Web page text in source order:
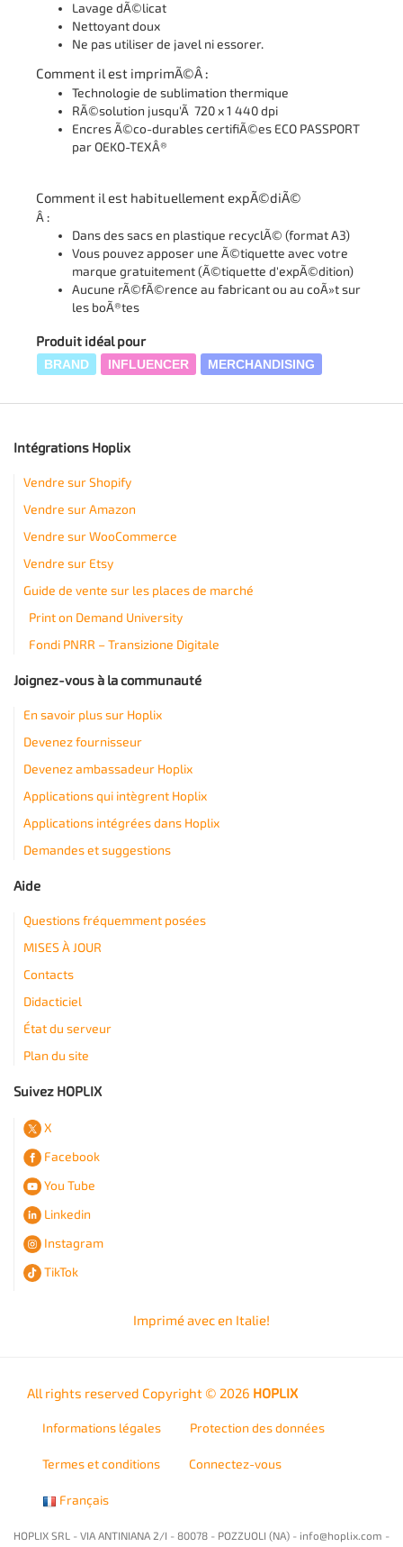
Lavage dÃ©licat
Nettoyant doux
Ne pas utiliser de javel ni essorer.
Comment il est imprimÃ©Â :
Technologie de sublimation thermique
RÃ©solution jusqu'Ã 720 x 1 440 dpi
Encres Ã©co-durables certifiÃ©es ECO PASSPORT
par OEKO-TEXÂ®
Comment il est habituellement expÃ©diÃ©
Â :
Dans des sacs en plastique recyclÃ© (format A3)
Vous pouvez apposer une Ã©tiquette avec votre
marque gratuitement (Ã©tiquette d'expÃ©dition)
Aucune rÃ©fÃ©rence au fabricant ou au coÃ»t sur
les boÃ®tes
Produit idéal pour
BRAND INFLUENCER MERCHANDISING
Intégrations Hoplix
Vendre sur Shopify
Vendre sur Amazon
Vendre sur WooCommerce
Vendre sur Etsy
Guide de vente sur les places de marché
Print on Demand University
Fondi PNRR – Transizione Digitale
Joignez-vous à la communauté
En savoir plus sur Hoplix
Devenez fournisseur
Devenez ambassadeur Hoplix
Applications qui intègrent Hoplix
Applications intégrées dans Hoplix
Demandes et suggestions
Aide
Questions fréquemment posées
MISES À JOUR
Contacts
Didacticiel
État du serveur
Plan du site
Suivez HOPLIX
X
Facebook
You Tube
Linkedin
Instagram
TikTok
Imprimé avecen Italie!
All rights reserved Copyright © 2026 HOPLIX
Informations légales Protection des données
Termes et conditions Connectez-vous
Français
HOPLIX SRL - VIA ANTINIANA 2/I - 80078 - POZZUOLI (NA) - info@hoplix.com -